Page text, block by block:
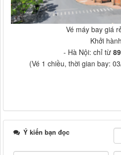
Vé máy bay giá
Khởi
- Hà Nội: chỉ từ
(Vé 1 chiều, thời gian bay:
Ý kiến bạn đọc